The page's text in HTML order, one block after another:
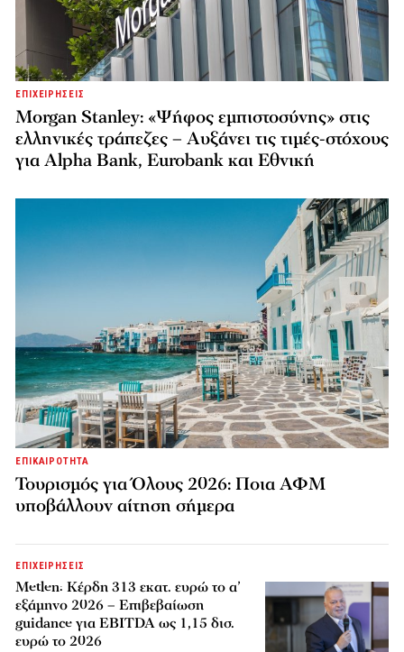
ΕΠΙΧΕΙΡΗΣΕΙΣ
Morgan Stanley: «Ψήφος εμπιστοσύνης» στις
ελληνικές τράπεζες – Αυξάνει τις τιμές-στόχους
για Alpha Bank, Eurobank και Εθνική
ΕΠΙΚΑΙΡΟΤΗΤΑ
Τουρισμός για Όλους 2026: Ποια ΑΦΜ
υποβάλλουν αίτηση σήμερα
ΕΠΙΧΕΙΡΗΣΕΙΣ
Metlen: Κέρδη 313 εκατ. ευρώ το α’
εξάμηνο 2026 – Επιβεβαίωση
guidance για EBITDA ως 1,15 δισ.
ευρώ το 2026